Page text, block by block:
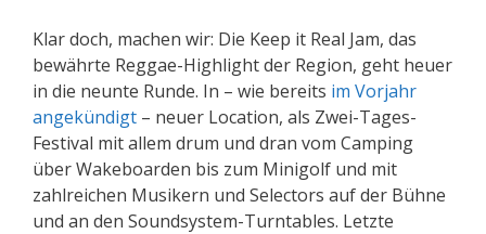
Klar doch, machen wir: Die Keep it Real Jam, das
bewährte Reggae-Highlight der Region, geht heuer
in die neunte Runde. In – wie bereits im Vorjahr
angekündigt – neuer Location, als Zwei-Tages-
Festival mit allem drum und dran vom Camping
über Wakeboarden bis zum Minigolf und mit
zahlreichen Musikern und Selectors auf der Bühne
und an den Soundsystem-Turntables. Letzte